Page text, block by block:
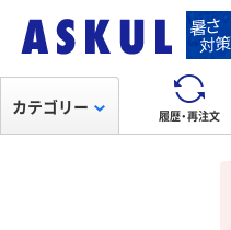
履歴・再注文
カテゴリー